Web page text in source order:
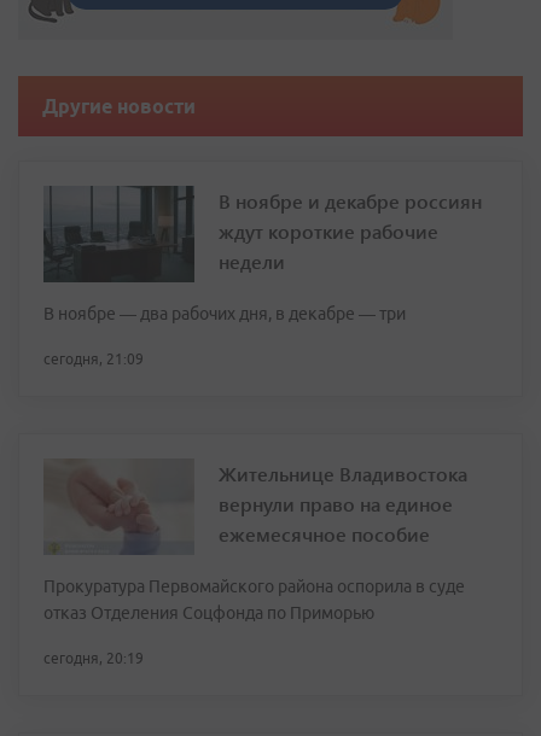
Другие новости
В ноябре и декабре россиян
ждут короткие рабочие
недели
В ноябре — два рабочих дня, в декабре — три
сегодня, 21:09
Жительнице Владивостока
вернули право на единое
ежемесячное пособие
Прокуратура Первомайского района оспорила в суде
отказ Отделения Соцфонда по Приморью
сегодня, 20:19